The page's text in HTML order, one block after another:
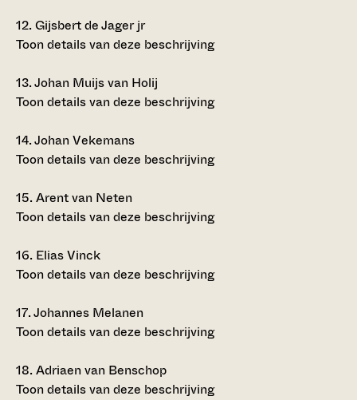
12.Gijsbert de Jager jr
Toon details van deze beschrijving
13.Johan Muijs van Holij
Toon details van deze beschrijving
14.Johan Vekemans
Toon details van deze beschrijving
15.Arent van Neten
Toon details van deze beschrijving
16. Elias Vinck
Toon details van deze beschrijving
17.Johannes Melanen
Toon details van deze beschrijving
18.Adriaen van Benschop
Toon details van deze beschrijving